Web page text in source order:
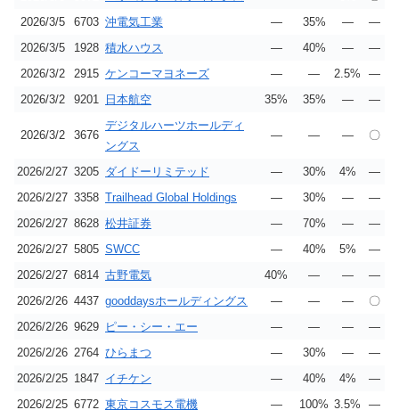
2026/3/5
6703 沖電気工業 ― 35% ―
―
2026/3/5
1928 積水ハウス ― 40% ―
―
2026/3/2
2915 ケンコーマヨネーズ ― ― 2.5%
―
2026/3/2
9201 日本航空 35% 35% ― ―
2026/3/2 3676
デジタルハーツホールディ
ングス
― ― ― 〇
2026/2/27 3205 ダイドーリミテッド ― 30% 4%
―
2026/2/27 3358 Trailhead Global Holdings ― 30% ―
―
2026/2/27 8628 松井証券 ― 70% ―
―
2026/2/27 5805 SWCC ― 40% 5%
―
2026/2/27 6814 古野電気 40% ― ―
―
2026/2/26 4437 gooddaysホールディングス ― ― ―
〇
2026/2/26 9629 ピー・シー・エー ― ― ―
―
2026/2/26 2764 ひらまつ ― 30% ―
―
2026/2/25 1847 イチケン ― 40% 4%
―
2026/2/25 6772 東京コスモス電機 ― 100% 3.5%
―